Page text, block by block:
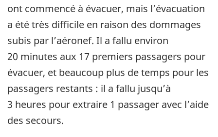
ont commencé à évacuer, mais l’évacuation
a été très difficile en raison des dommages
subis par l’aéronef. Il a fallu environ
20 minutes aux 17 premiers passagers pour
évacuer, et beaucoup plus de temps pour les
passagers restants : il a fallu jusqu’à
3 heures pour extraire 1 passager avec l’aide
des secours.